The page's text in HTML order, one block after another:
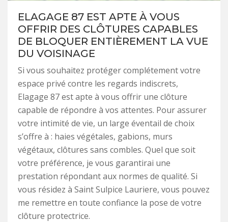
ELAGAGE 87 EST APTE À VOUS
OFFRIR DES CLÔTURES CAPABLES
DE BLOQUER ENTIÈREMENT LA VUE
DU VOISINAGE
Si vous souhaitez protéger complétement votre
espace privé contre les regards indiscrets,
Elagage 87 est apte à vous offrir une clôture
capable de répondre à vos attentes. Pour assurer
votre intimité de vie, un large éventail de choix
s’offre à : haies végétales, gabions, murs
végétaux, clôtures sans combles. Quel que soit
votre préférence, je vous garantirai une
prestation répondant aux normes de qualité. Si
vous résidez à Saint Sulpice Lauriere, vous pouvez
me remettre en toute confiance la pose de votre
clôture protectrice.